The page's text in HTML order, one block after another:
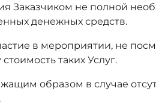
Заказчиком не полной
денежных средств.
в мероприятии, не
таких Услуг.
образом в случае